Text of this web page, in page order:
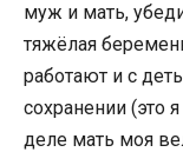
муж и мать,
тяжёлая
работают и с
сохранении (это
деле мать моя